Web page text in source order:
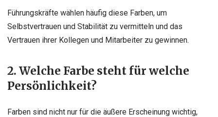
Führungskräfte wählen häufig diese Farben, um
Selbstvertrauen und Stabilität zu vermitteln und das
Vertrauen ihrer Kollegen und Mitarbeiter zu gewinnen.
2. Welche Farbe steht für welche
Persönlichkeit?
Farben sind nicht nur für die äußere Erscheinung wichtig,